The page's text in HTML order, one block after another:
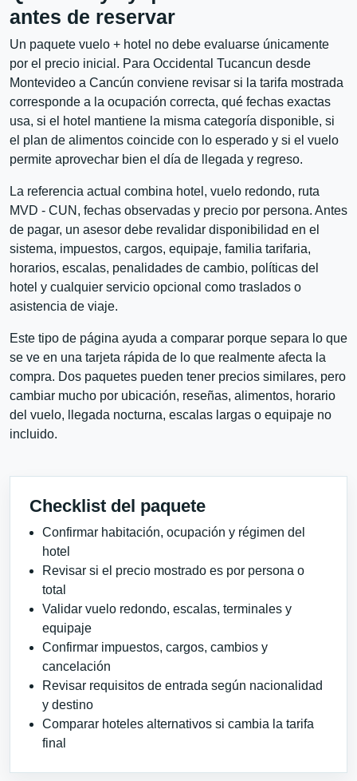
antes de reservar
Un paquete vuelo + hotel no debe evaluarse únicamente
por el precio inicial. Para Occidental Tucancun desde
Montevideo a Cancún conviene revisar si la tarifa mostrada
corresponde a la ocupación correcta, qué fechas exactas
usa, si el hotel mantiene la misma categoría disponible, si
el plan de alimentos coincide con lo esperado y si el vuelo
permite aprovechar bien el día de llegada y regreso.
La referencia actual combina hotel, vuelo redondo, ruta
MVD - CUN, fechas observadas y precio por persona. Antes
de pagar, un asesor debe revalidar disponibilidad en el
sistema, impuestos, cargos, equipaje, familia tarifaria,
horarios, escalas, penalidades de cambio, políticas del
hotel y cualquier servicio opcional como traslados o
asistencia de viaje.
Este tipo de página ayuda a comparar porque separa lo que
se ve en una tarjeta rápida de lo que realmente afecta la
compra. Dos paquetes pueden tener precios similares, pero
cambiar mucho por ubicación, reseñas, alimentos, horario
del vuelo, llegada nocturna, escalas largas o equipaje no
incluido.
Checklist del paquete
Confirmar habitación, ocupación y régimen del
hotel
Revisar si el precio mostrado es por persona o
total
Validar vuelo redondo, escalas, terminales y
equipaje
Confirmar impuestos, cargos, cambios y
cancelación
Revisar requisitos de entrada según nacionalidad
y destino
Comparar hoteles alternativos si cambia la tarifa
final